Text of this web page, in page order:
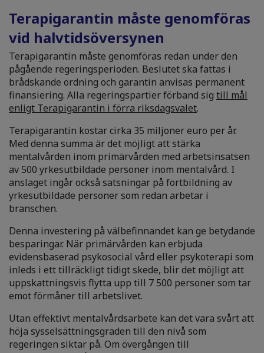
Terapigarantin måste genomföras
vid halvtidsöversynen
Terapigarantin måste genomföras redan under den
pågående regeringsperioden. Beslutet ska fattas i
brådskande ordning och garantin anvisas permanent
finansiering. Alla regeringspartier förband sig till mål
enligt Terapigarantin i förra riksdagsvalet.
Terapigarantin kostar cirka 35 miljoner euro per år.
Med denna summa är det möjligt att stärka
mentalvården inom primärvården med arbetsinsatsen
av 500 yrkesutbildade personer inom mentalvård. I
anslaget ingår också satsningar på fortbildning av
yrkesutbildade personer som redan arbetar i
branschen.
Denna investering på välbefinnandet kan ge betydande
besparingar. När primärvården kan erbjuda
evidensbaserad psykosocial vård eller psykoterapi som
inleds i ett tillräckligt tidigt skede, blir det möjligt att
uppskattningsvis flytta upp till 7 500 personer som tar
emot förmåner till arbetslivet.
Utan effektivt mentalvårdsarbete kan det vara svårt att
höja sysselsättningsgraden till den nivå som
regeringen siktar på. Om övergången till